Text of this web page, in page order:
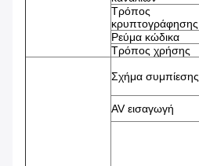
Τρόπος
κρυπτογράφησης
Ρεύμα κώδικα
Τρόπος χρήσης
Σχήμα συμπίεσης
AV εισαγωγή